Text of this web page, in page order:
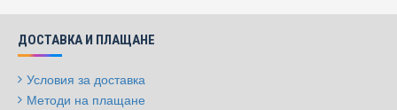
ДОСТАВКА И ПЛАЩАНЕ
Условия за доставка
Методи на плащане